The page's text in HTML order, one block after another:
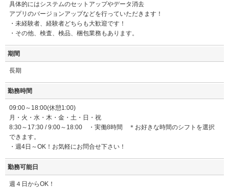
具体的にはシステムのセットアップやデータ消去
アプリのバージョンアップなどを行っていただきます！
・未経験者、経験者どちらも大歓迎です！
・その他、検査、検品、梱包業務もあります。
期間
長期
勤務時間
09:00～18:00(休憩1:00)
月・火・水・木・金・土・日・祝
8:30～17:30 / 9:00～18:00 ・実働8時間 ＊お好きな時間のシフトを選択
できます。
・週4日～OK！お気軽にお問合せ下さい！
勤務可能日
週４日からOK！